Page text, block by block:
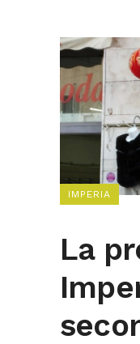
IMPERIA
La